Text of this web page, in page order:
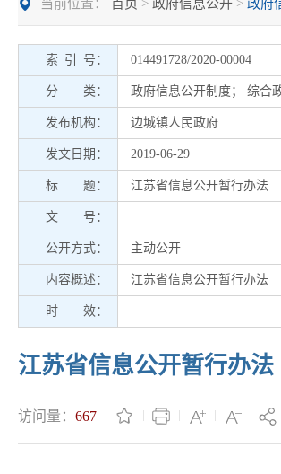
当前位置： 首页 > 政府信息公开 > 政府
索 引 号： 014491728/2020-00004
分 类： 政府信息公开制度； 综合
发布机构： 边城镇人民政府
发文日期： 2019-06-29
标 题： 江苏省信息公开暂行办法
文 号：
公开方式： 主动公开
内容概述： 江苏省信息公开暂行办法
时 效：
江苏省信息公开暂行办法
访问量： 667